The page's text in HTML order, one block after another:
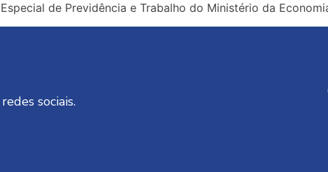
de Previdência e Trabalho do Ministério da
sociais.